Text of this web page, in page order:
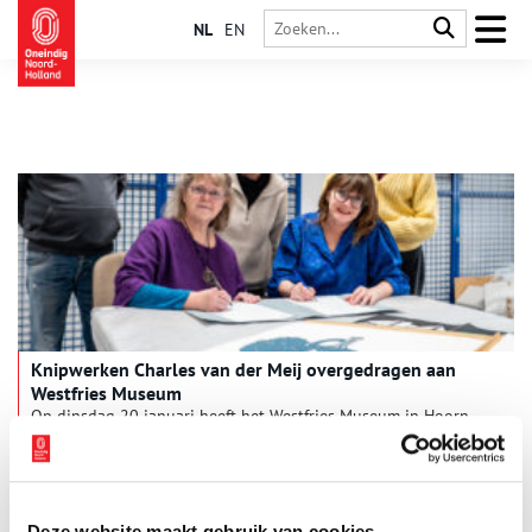
NL EN
Knipwerken Charles van der Meij overgedragen aan
Westfries Museum
Op dinsdag 20 januari heeft het Westfries Museum in Hoorn
een bijzondere aanvulling op haar collectie ontvangen: de
knipwerken uit de nalatenschap van Charles van der Meij. Deze
officiële overdracht vond plaats in het depot van het museum
en dochter, Arian en Vivian, samen met andere familieleden